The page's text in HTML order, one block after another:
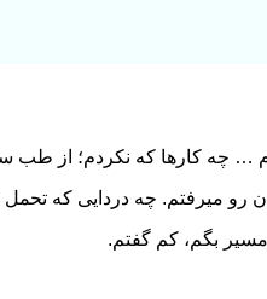
۲۰سال درگیر نازایی بودم … چه
رو میرفتم. چه دردایی که
بگم، کم گفتم.